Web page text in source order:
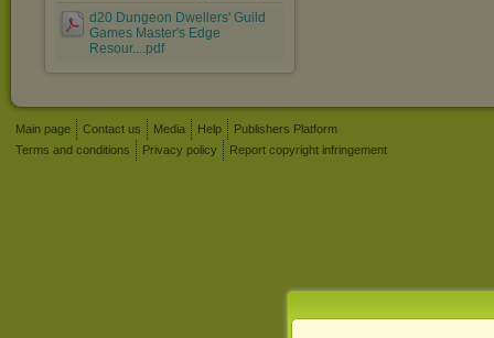
d20 Dungeon Dwellers' Guild
Games Master's Edge
Resour....pdf
Main page Contact us Media Help
Publishers Platform
Terms and conditions
Privacy policy Report copyright infringement